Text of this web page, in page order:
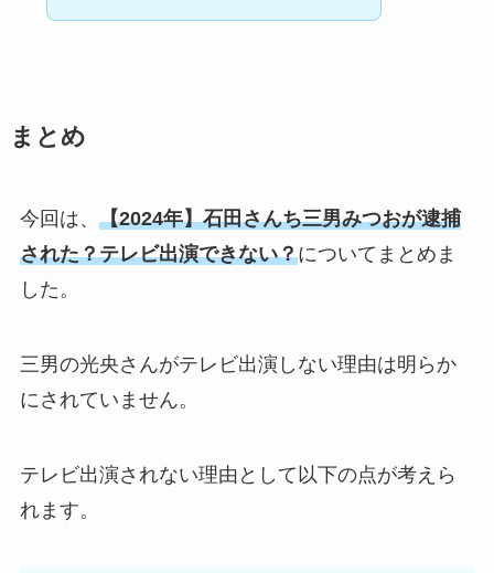
まとめ
今回は、 【2024年】石田さんち三男みつおが逮捕
された？テレビ出演できない？についてまとめま
した。
三男の光央さんがテレビ出演しない理由は明らか
にされていません。
テレビ出演されない理由として以下の点が考えら
れます。